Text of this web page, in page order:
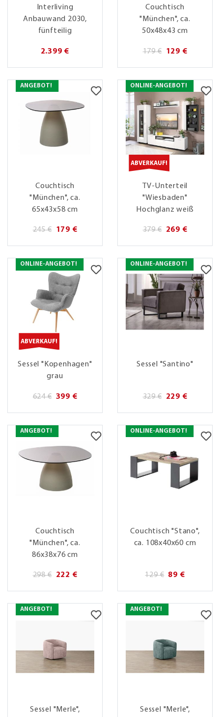
Interliving
Anbauwand 2030,
fünfteilig
2.399 €
Couchtisch
"München", ca.
50x48x43 cm
179 € 129 €
ANGEBOT!
Couchtisch
"München", ca.
65x43x58 cm
245 € 179 €
ONLINE-ANGEBOT!
ABVERKAUF!
TV-Unterteil
"Wiesbaden"
Hochglanz weiß
379 € 269 €
ONLINE-ANGEBOT!
ABVERKAUF!
Sessel "Kopenhagen"
grau
624 € 399 €
ONLINE-ANGEBOT!
Sessel "Santino"
329 € 229 €
ANGEBOT!
Couchtisch
"München", ca.
86x38x76 cm
298 € 222 €
ONLINE-ANGEBOT!
Couchtisch "Stano",
ca. 108x40x60 cm
129 € 89 €
ANGEBOT!
Sessel "Merle",
ANGEBOT!
Sessel "Merle",